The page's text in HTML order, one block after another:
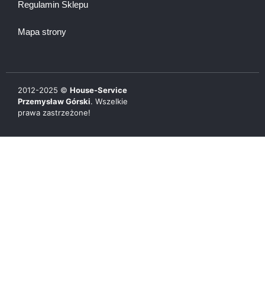
Regulamin Sklepu
Mapa strony
2012-2025 © House-Service
Przemysław Górski. Wszelkie
prawa zastrzeżone!